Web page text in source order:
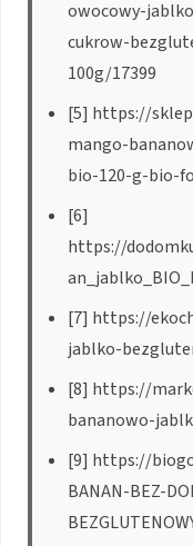
owocowy-
cukrow-
100g/17399
[5] https://
mango-
bio-120-g-bio-
[6]
https://
[7] https://
jablko-
[8] https://
bananowo-
[9] https://
BANAN-BEZ-